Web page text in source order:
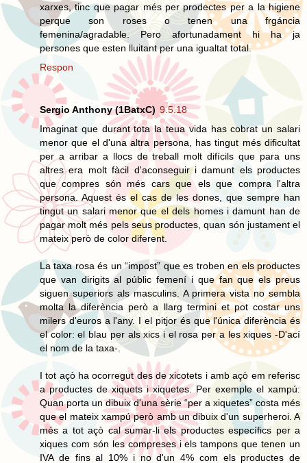
xarxes, tinc que pagar més per prodectes per a la higiene
perque son roses o tenen una frgáncia
femenina/agradable. Pero afortunadament hi ha ja
persones que esten lluitant per una igualtat total.
Respon
Sergio Anthony (1BatxC) 9.5.18
Imaginat que durant tota la teua vida has cobrat un salari
menor que el d'una altra persona, has tingut més dificultat
per a arribar a llocs de treball molt difícils que para uns
altres era molt fàcil d'aconseguir i damunt els productes
que compres són més cars que els que compra l'altra
persona. Aquest és el cas de les dones, que sempre han
tingut un salari menor que el dels homes i damunt han de
pagar molt més pels seus productes, quan són justament el
mateix però de color diferent.
La taxa rosa és un “impost” que es troben en els productes
que van dirigits al públic femení i que fan que els preus
siguen superiors als masculins. A primera vista no sembla
molta la diferència però a llarg termini et pot costar uns
milers d'euros a l'any. I el pitjor és que l'única diferència és
el color: el blau per als xics i el rosa per a les xiques -D'ací
el nom de la taxa-.
I tot açò ha ocorregut des de xicotets i amb açò em referisc
a productes de xiquets i xiquetes. Per exemple el xampú:
Quan porta un dibuix d'una sèrie “per a xiquetes” costa més
que el mateix xampú però amb un dibuix d'un superheroi. A
més a tot açò cal sumar-li els productes específics per a
xiques com són les compreses i els tampons que tenen un
IVA de fins al 10% i no d'un 4% com els productes de